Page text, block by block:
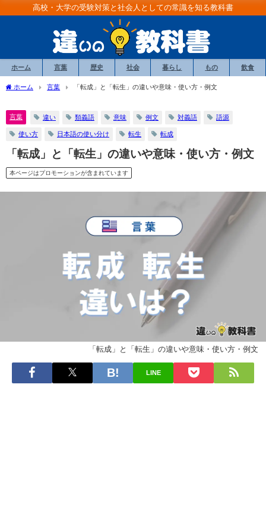
高校・大学の受験対策と社会人としての常識を知る教科書
ホーム 言葉 歴史 社会 暮らし もの 飲食
ホーム 言葉 「転成」と「転生」の違いや意味・使い方・例文
言葉 違い 類義語 意味 例文 対義語 語源
使い方 日本語の使い分け 転生 転成
「転成」と「転生」の違いや意味・使い方・例文
本ページはプロモーションが含まれています
「転成」と「転生」の違いや意味・使い方・例文
LINE